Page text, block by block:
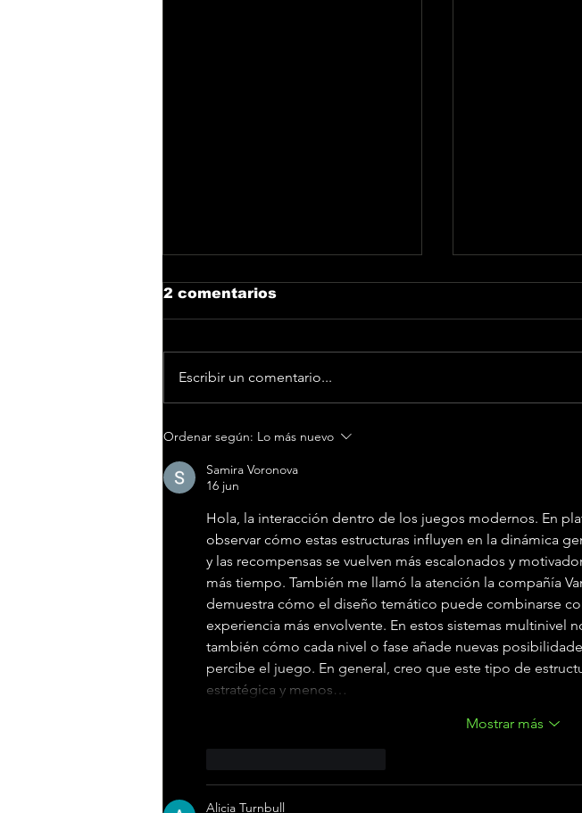
Álvaro García presenta
su nuevo single ‘A mi
me vale’
Ciclista
Ruta del Sol
2 comentarios
Escribir un comentario...
Ordenar según: Lo más nuevo
Samira Voronova
16 jun
Hola, la interacción dentro de los juegos modernos. En
observar cómo estas estructuras influyen en la dinámica
y las recompensas se vuelven más escalonados y
más tiempo. También me llamó la atención la compañía
demuestra cómo el diseño temático puede combinarse
experiencia más envolvente. En estos sistemas multinivel
también cómo cada nivel o fase añade nuevas
percibe el juego. En general, creo que este tipo de
estratégica y menos…
Mostrar más
Alicia Turnbull